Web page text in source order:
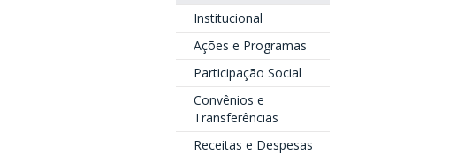
Institucional
Ações e Programas
Participação Social
Convênios e
Transferências
Receitas e Despesas